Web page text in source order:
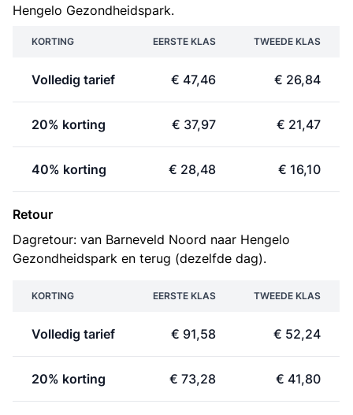
Hengelo Gezondheidspark.
KORTING EERSTE KLAS TWEEDE KLAS
Volledig tarief € 47,46 € 26,84
20% korting € 37,97 € 21,47
40% korting € 28,48 € 16,10
Retour
Dagretour: van Barneveld Noord naar Hengelo
Gezondheidspark en terug (dezelfde dag).
KORTING EERSTE KLAS TWEEDE KLAS
Volledig tarief € 91,58 € 52,24
20% korting € 73,28 € 41,80